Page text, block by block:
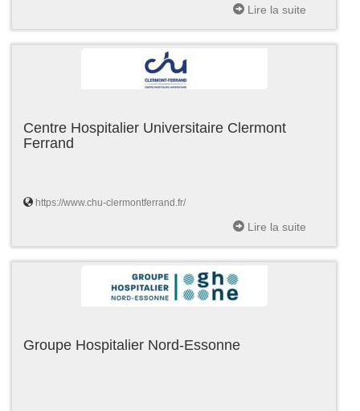
Lire la suite
Centre Hospitalier Universitaire Clermont
Ferrand
https://www.chu-clermontferrand.fr/
Lire la suite
Groupe Hospitalier Nord-Essonne